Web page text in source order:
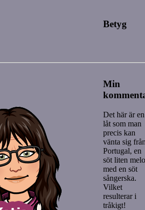
Betyg
Min
Det här är en
låt som man
precis kan
vänta sig
Portugal, en
söt liten
med en söt
sångerska.
Vilket
resulterar i
tråkigt!